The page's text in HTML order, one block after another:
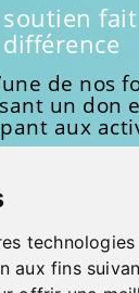
aux fins
différence
de nos
un don
aux